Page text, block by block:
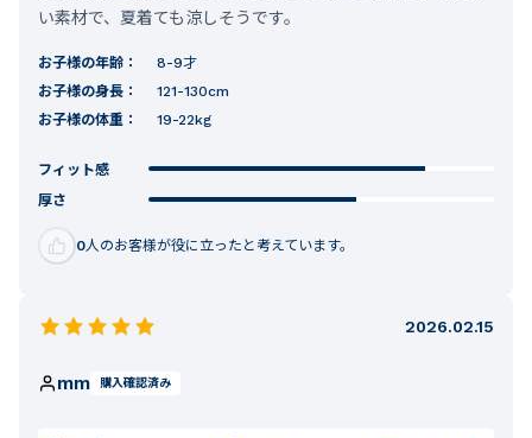
い素材で、夏着ても涼しそうです。
お子様の年齢：
8-9才
お子様の身長：
121-130cm
お子様の体重：
19-22kg
フィット感
厚さ
0人のお客様が役に立ったと考えています。
2026.02.15
mm 購入確認済み